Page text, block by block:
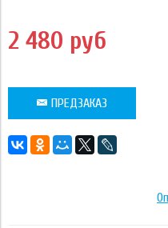
2 480 руб
ПРЕДЗАКАЗ